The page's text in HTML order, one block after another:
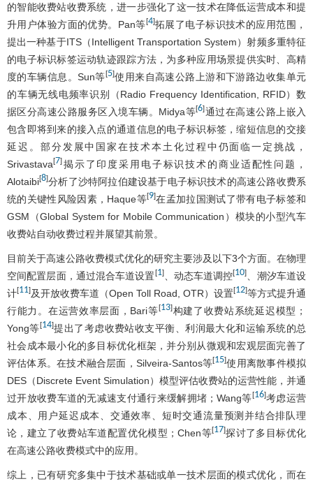
的智能收费站收费系统，进一步强化了这一技术在降低运营成本和提
升用户体验方面的优势。Pan等[4]拓展了电子标识技术的应用范围，
提出一种基于ITS（Intelligent Transportation System）射频多重特征
的电子标识标签运动轨迹跟踪方法，为多种应用场景提供实时、高精
度的车辆信息。Sun等[5]使用来自高速公路上游和下游路边收集单元
的车辆无线电频率识别（Radio Frequency Identification, RFID）数
据区分高速公路服务区入境车辆。Midya等[6]通过在高速公路上嵌入
包含即将到来的接入点的通道信息的电子标识标签，缩短信息的交接
延迟。部分发展中国家在技术本土化过程中仍面临一定挑战，
Srivastava[7] 揭示了印度采用电子标识技术的商业适配性问题，
Alotaibi[8]分析了沙特阿拉伯建设基于电子标识技术的高速公路收费系
统的关键性风险因素，Haque等[9]在孟加拉国测试了带有电子标签和
GSM（Global System for Mobile Communication）模块的小型汽车
收费站自动收费过程并展望其前景。
目前关于高速公路收费模式优化的研究主要涉及以下3个方面。在物理
空间配置层面，通过混合车道设置[1]、动态车道调控[10]
、潮汐车道设
计[11]及开放收费车道（Open Toll Road, OTR）设置[12]等方式提升通
行能力。在运营效率层面，Bari等[13]构建了收费站系统延迟模型；
Yong等[14]提出了考虑收费站收支平衡、利润最大化和运输系统的总
社会成本最小化的多目标优化框架，并分别从微观和宏观层面完善了
评估体系。在技术融合层面，Silveira-Santos等[15]使用离散事件模拟
DES（Discrete Event Simulation）模型评估收费站的运营性能，并通
过开放收费车道的无减速支付通行来缓解拥堵；Wang等[16]考虑运营
成本、用户延迟成本、交通效率、短时交通流量预测并结合排队理
论，建立了收费站车道配置优化模型；Chen等[17]探讨了多目标优化
在高速公路收费模式中的应用。
综上，已有研究多集中于技术基础或单一技术层面的模式优化，而在